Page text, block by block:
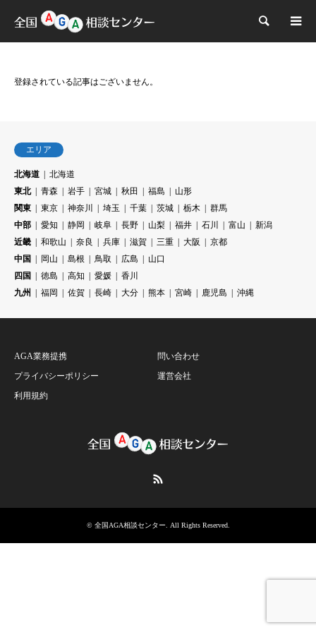
検索
登録されている記事はございません。
エリア
北海道
北海道
東北
青森 岩手 宮城 秋田 福島
山形
関東
東京 神奈川 埼玉 千葉 茨城 栃木
群馬
中部
愛知 静岡 岐阜 長野 山梨 福井 石川 富山
新潟
近畿
和歌山 奈良 兵庫 滋賀 三重 大阪
京都
中国
岡山 島根 鳥取 広島
山口
四国
徳島 高知 愛媛
香川
九州
福岡 佐賀 長崎 大分 熊本 宮崎 鹿児島 沖縄
AGA業務提携
プライバシーポリシー
利用規約
問い合わせ
運営会社
© 全国AGA相談センター . All Rights Reserved.